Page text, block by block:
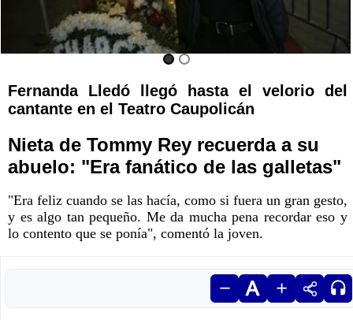
Fernanda Lledó llegó hasta el velorio del
cantante en el Teatro Caupolicán
Nieta de Tommy Rey recuerda a su
abuelo: "Era fanático de las galletas"
"Era feliz cuando se las hacía, como si fuera un gran gesto,
y es algo tan pequeño. Me da mucha pena recordar eso y
lo contento que se ponía", comentó la joven.